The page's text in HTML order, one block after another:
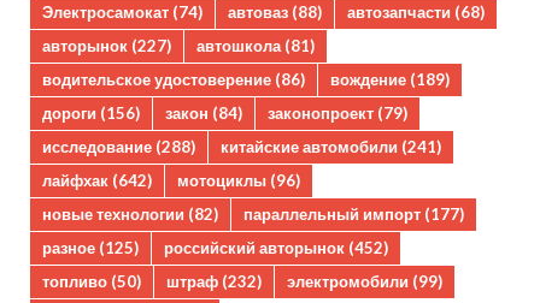
Электросамокат (74) автоваз (88) автозапчасти (68)
авторынок (227) автошкола (81)
водительское удостоверение (86) вождение (189)
дороги (156) закон (84) законопроект (79)
исследование (288) китайские автомобили (241)
лайфхак (642) мотоциклы (96)
новые технологии (82) параллельный импорт (177)
разное (125) российский авторынок (452)
топливо (50) штраф (232) электромобили (99)